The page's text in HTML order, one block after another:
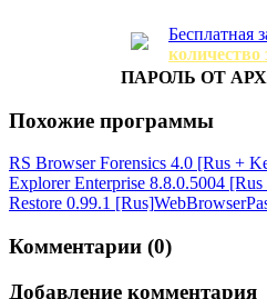
Бесплатная
количество
ПАРОЛЬ ОТ
Похожие программы
RS Browser Forensics 4.0 [Rus +
Explorer Enterprise 8.8.0.5004 [Rus
Restore 0.99.1 [Rus]
Комментарии (0)
Добавление комментария